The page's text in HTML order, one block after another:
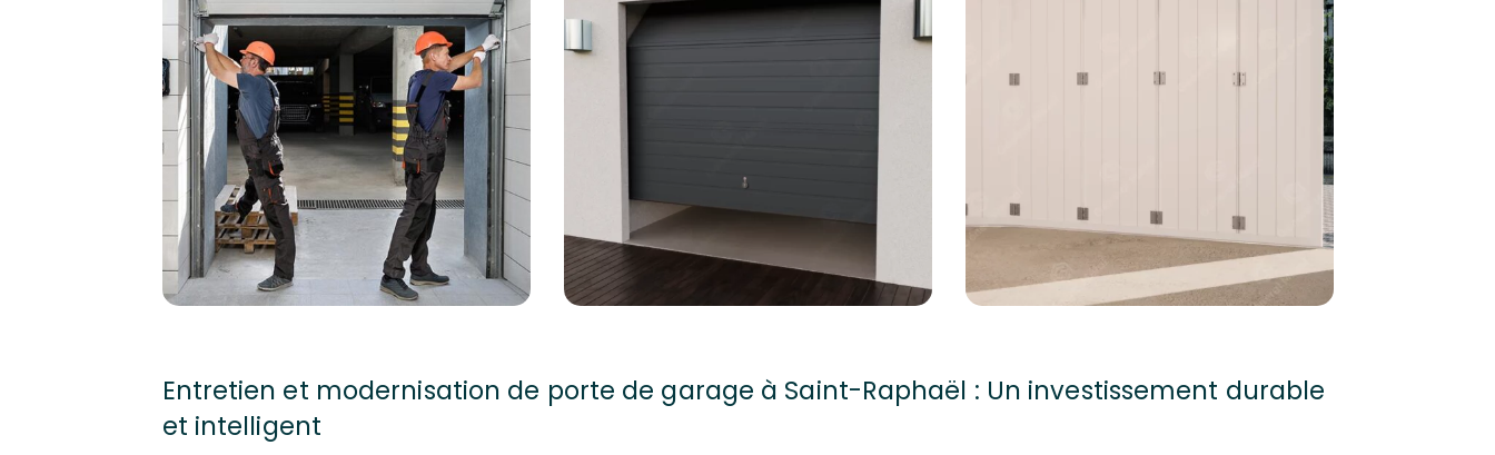
Entretien et modernisation de porte de garage à Saint-Raphaël : Un investissement durable
et intelligent